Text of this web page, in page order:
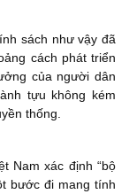
sách như vậy đã
cách phát triển
của người dân
tựu không kém
thống.
Nam xác định “bộ
bước đi mang tính